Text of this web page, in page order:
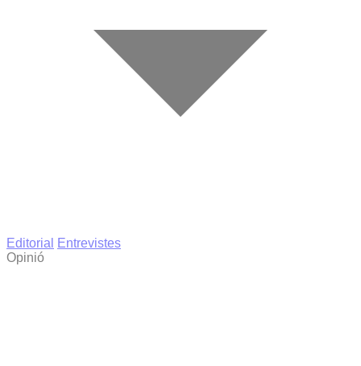
Editorial
Entrevistes
Opinió